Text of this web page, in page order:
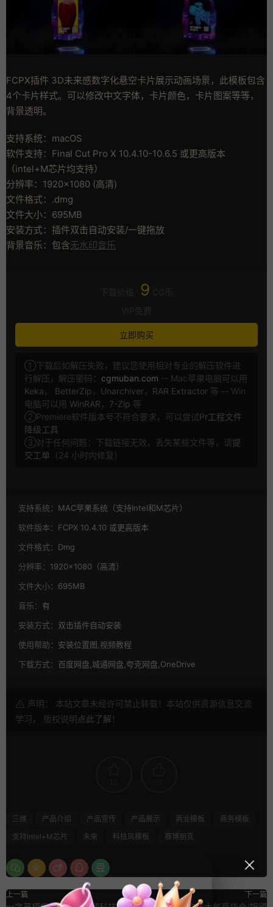
FCPX插件 3D未来感数字化悬空卡片展示动画场景，此模板包含
4个卡片样式。可以修改中文字体，卡片颜色，卡片图案等等，
背景透明。
支持系统：macOS
软件支持：Final Cut Pro X 10.4.10-10.6.5 或更高版本
（intel+M芯片均支持）
分辨率：1920×1080 (高清)
文件格式：.dmg
文件大小：695MB
安装方式：插件双击自动安装/一键拖放
背景音乐：包含无水印音乐
9
立即购买
①下载后如解压失败，建议您使用相对专业的解压软件进
行解压，解压密码： cgmuban.com -- Mac苹果电脑可以用
Keka ， BetterZip ， Unarchiver， RAR Extractor 等 -- Win
电脑可以用 WinRAR ， 7-Zip 等
②Premiere软件版本号不符合要求，可以尝试Pr工程文件
降级工具
③对于任何问题：下载链接无效，丢失某些文件等，请提
交工单 （24 小时内修复）
支持系统： MAC苹果系统（支持Intel和M芯片）
软件版本： FCPX 10.4.10 或更高版本
文件格式： Dmg
分辨率： 1920×1080（高清）
文件大小： 695MB
音乐： 有
安装方式： 双击插件自动安装
使用帮助： 安装位置图,视频教程
下载方式： 百度网盘,城通网盘,夸克网盘,OneDrive
声明： 本站文章未经许可禁止转载！本站仅供资源信息交流
学习， 版权说明点此了解 ！
三维 产品介绍 产品宣传 产品展示 商业模板
商务模板
支持Intel+M芯片
未来 科技风模板 赛博朋克
上一篇 下一篇